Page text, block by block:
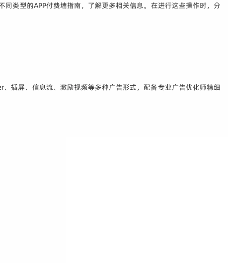
类型的APP付费墙指南，了解更多相关信息。在进行这些操作时，分
插屏、信息流、激励视频等多种广告形式，配备专业广告优化师精细